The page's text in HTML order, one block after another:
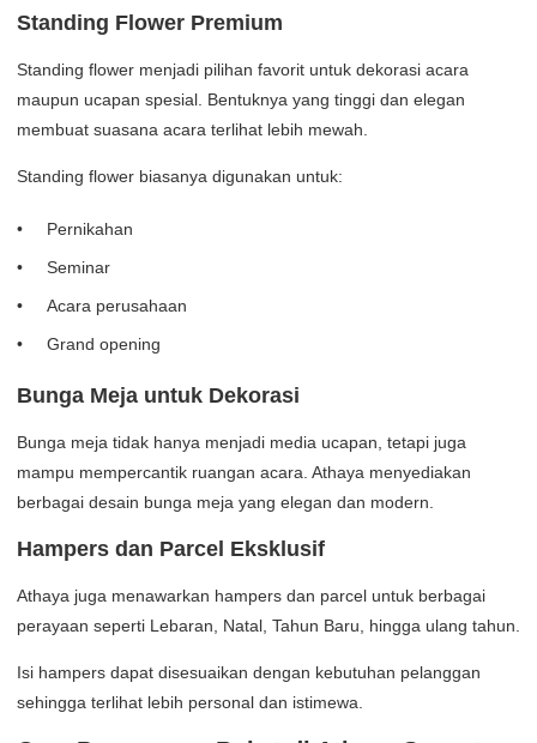
Standing Flower Premium
Standing flower menjadi pilihan favorit untuk dekorasi acara
maupun ucapan spesial. Bentuknya yang tinggi dan elegan
membuat suasana acara terlihat lebih mewah.
Standing flower biasanya digunakan untuk:
Pernikahan
Seminar
Acara perusahaan
Grand opening
Bunga Meja untuk Dekorasi
Bunga meja tidak hanya menjadi media ucapan, tetapi juga
mampu mempercantik ruangan acara. Athaya menyediakan
berbagai desain bunga meja yang elegan dan modern.
Hampers dan Parcel Eksklusif
Athaya juga menawarkan hampers dan parcel untuk berbagai
perayaan seperti Lebaran, Natal, Tahun Baru, hingga ulang tahun.
Isi hampers dapat disesuaikan dengan kebutuhan pelanggan
sehingga terlihat lebih personal dan istimewa.